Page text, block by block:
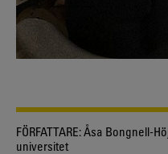
FÖRFATTARE: Åsa Bongnell-
universitet